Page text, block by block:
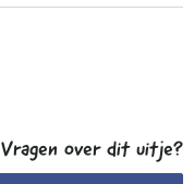
Vragen over dit uitje?